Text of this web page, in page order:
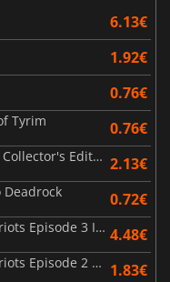
6.13€
1.92€
0.76€
Tyrim 0.76€
The Last Door Season 2 Collector's Edition 2.13€
0.72€
Supreme League of Patriots Episode 3 Ice Cold in Ellis 4.48€
Supreme League of Patriots Episode 2 Patriot Frames 1.83€